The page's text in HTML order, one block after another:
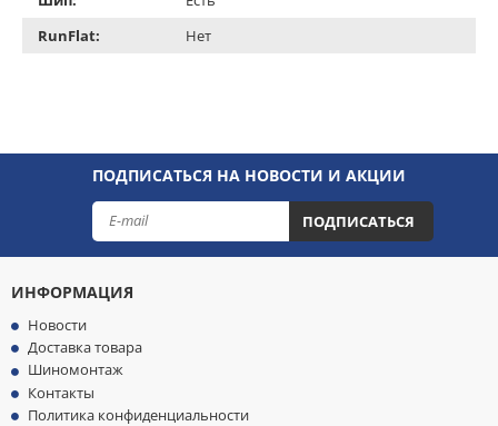
RunFlat:
Нет
ПОДПИСАТЬСЯ НА НОВОСТИ И АКЦИИ
ПОДПИСАТЬСЯ
ИНФОРМАЦИЯ
Новости
Доставка товара
Шиномонтаж
Контакты
Политика конфиденциальности